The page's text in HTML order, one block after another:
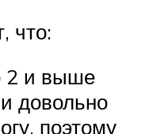
что:
2 и выше
довольно
поэтому